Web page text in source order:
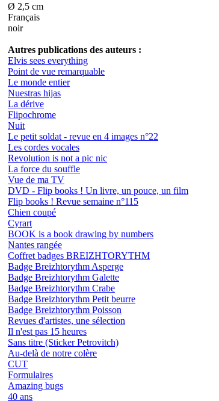
Ø 2,5 cm
Français
noir
Autres publications des auteurs :
Elvis sees everything
Point de vue remarquable
Le monde entier
Nuestras hijas
La dérive
Flipochrome
Nuit
Le petit soldat - revue en 4 images n°22
Les cordes vocales
Revolution is not a pic nic
La force du souffle
Vue de ma TV
DVD - Flip books ! Un livre, un pouce, un film
Flip books ! Revue semaine n°115
Chien coupé
Cyrart
BOOK is a book drawing by numbers
Nantes rangée
Coffret badges BREIZHTORYTHM
Badge Breizhtorythm Asperge
Badge Breizhtorythm Galette
Badge Breizhtorythm Crabe
Badge Breizhtorythm Petit beurre
Badge Breizhtorythm Poisson
Revues d'artistes, une sélection
Il n'est pas 15 heures
Sans titre (Sticker Petrovitch)
Au-delà de notre colère
CUT
Formulaires
Amazing bugs
40 ans